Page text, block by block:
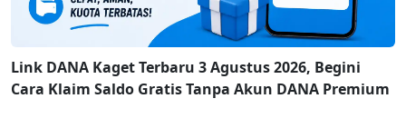
Link DANA Kaget Terbaru 3 Agustus 2026, Begini
Cara Klaim Saldo Gratis Tanpa Akun DANA Premium